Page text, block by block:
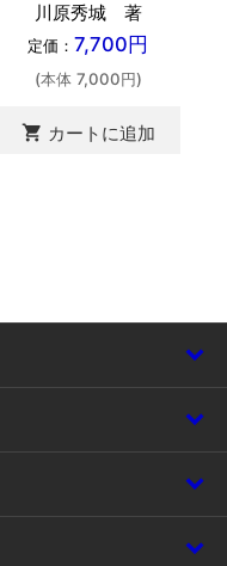
川原秀城 著
定価： 7,700円
(本体 7,000円)
shopping_cart カートに追加